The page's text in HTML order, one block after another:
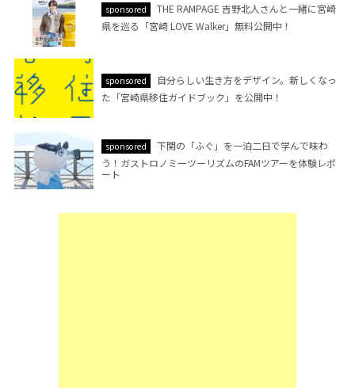
sponsored
THE RAMPAGE 吉野北人さんと一緒に宮崎
県を巡る「宮崎 LOVE Walker」無料公開中！
sponsored
自分らしい生き方をデザイン。新しくなっ
た「宮崎県移住ガイドブック」を公開中！
sponsored
下関の「ふぐ」を一泊二日で学んで味わ
う！ガストロノミーツーリズムのFAMツアーを体験レポ
ート